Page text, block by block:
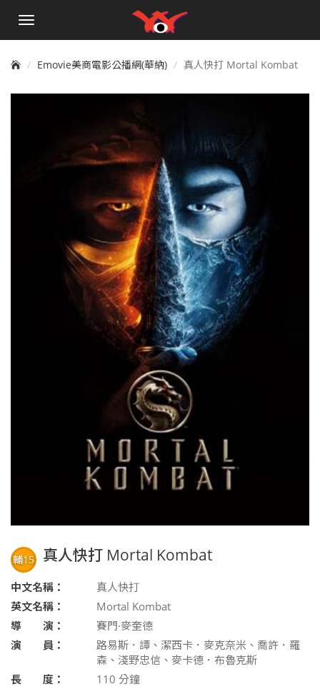
手
單
Emovie美商電影公播網(華納) 真人快打 Mortal Kombat
輔15 真人快打 Mortal Kombat
中文名稱：
真人快打
英文名稱：
Mortal Kombat
導 演：
賽門·麥奎德
演 員：
路易斯．譚、潔西卡．麥克奈米、喬許．羅
森、淺野忠信、麥卡德．布魯克斯
長 度：
110 分鐘